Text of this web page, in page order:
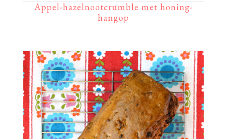
Appel-hazelnootcrumble met honing-
hangop